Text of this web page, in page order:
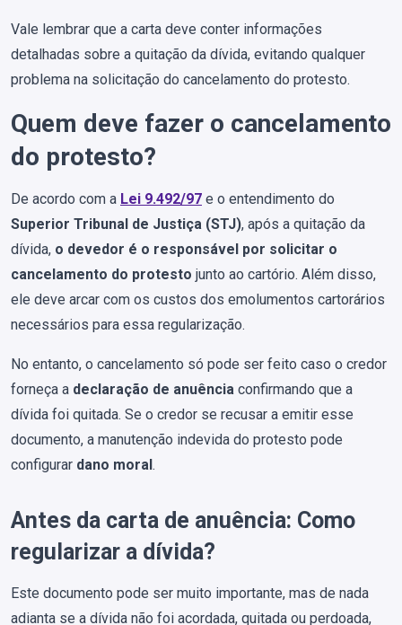
Vale lembrar que a carta deve conter informações
detalhadas sobre a quitação da dívida, evitando qualquer
problema na solicitação do cancelamento do protesto.
Quem deve fazer o cancelamento
do protesto?
De acordo com a Lei 9.492/97 e o entendimento do
Superior Tribunal de Justiça (STJ), após a quitação da
dívida, o devedor é o responsável por solicitar o
cancelamento do protesto junto ao cartório. Além disso,
ele deve arcar com os custos dos emolumentos cartorários
necessários para essa regularização.
No entanto, o cancelamento só pode ser feito caso o credor
forneça a declaração de anuência confirmando que a
dívida foi quitada. Se o credor se recusar a emitir esse
documento, a manutenção indevida do protesto pode
configurar dano moral.
Antes da carta de anuência: Como
regularizar a dívida?
Este documento pode ser muito importante, mas de nada
adianta se a dívida não foi acordada, quitada ou perdoada,